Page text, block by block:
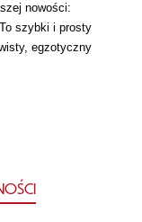
nowości:
szybki i prosty
egzotyczny